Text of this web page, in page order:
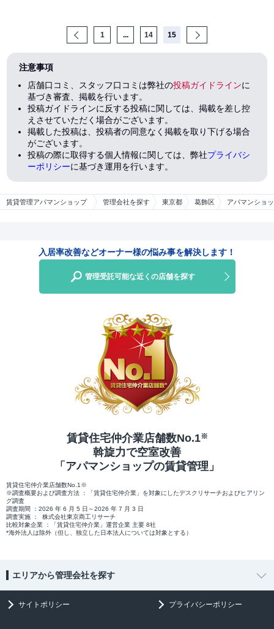
賃貸管理アパマンショップ 管理会社を探す 東京都 葛飾区 アパマンショ
Prev1 ... 14 15
注意事項
店舗口コミ、スタッフ口コミは弊社の投稿ガイドラインに
基づき審査、掲載を行います。
投稿ガイドラインに反する投稿に関しては、掲載を差し控
えさせていただく場合がございます。
掲載した投稿は、投稿者の同意なく掲載を取り下げる場合
がございます。
投稿の際に取得する個人情報に関しては、弊社プライバシ
ーポリシーに基づき運用を行います。
入居率改善などオーナー様の悩み事を解決します！
管理受託可能な近くの店舗を探す
賃貸住宅仲介業店舗数No.1※
斡旋力で空室改善
「アパマンショップの賃貸管理」
賃貸住宅仲介業店舗数No.1※
※調査概要および調査方法 ：「賃貸住宅仲介業」を対象にしたデスクリサーチおよびヒアリン
グ調査
調査期間 ：2026 年 6 月 5 日～2026 年 7 月 3 日
調査実施 ： 株式会社東京商工リサーチ
比較対象企業 ：「賃貸住宅仲介業」運営企業 主要 8社
*海外法人は除外（但し、独立した日本法人については対象とする）
エリアから管理会社を探す
サイトポリシー プライバシーポリシー